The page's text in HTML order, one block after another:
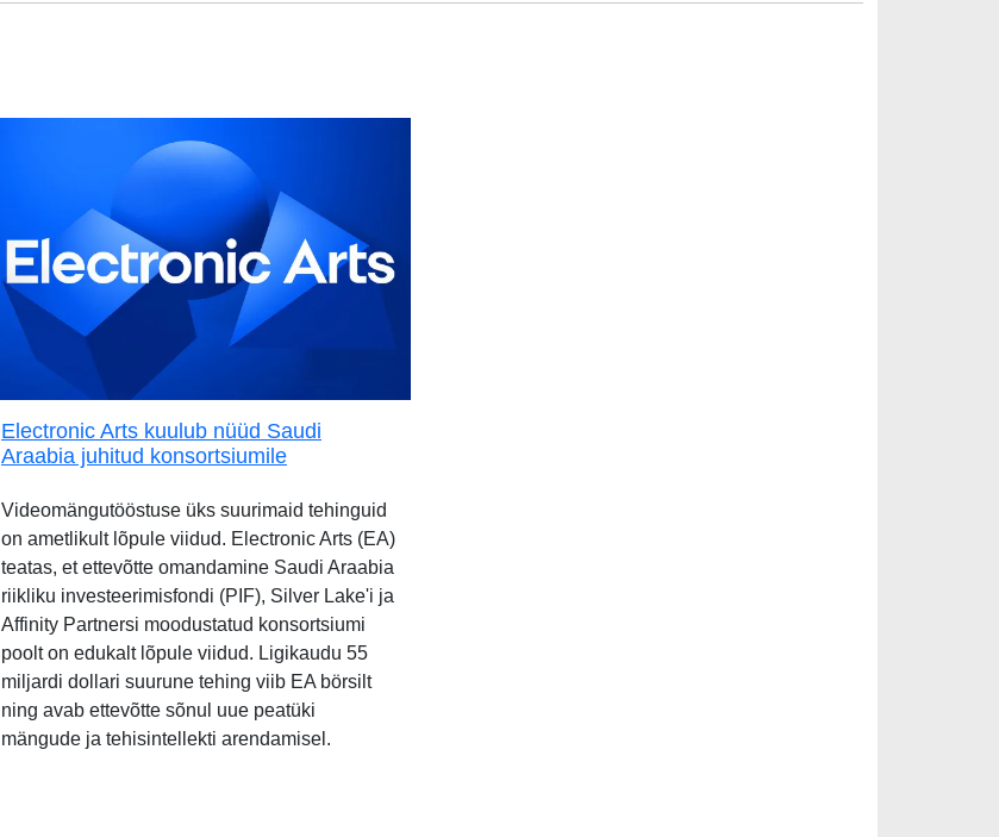
Electronic Arts kuulub nüüd Saudi
Araabia juhitud konsortsiumile
Videomängutööstuse üks suurimaid tehinguid
on ametlikult lõpule viidud. Electronic Arts (EA)
teatas, et ettevõtte omandamine Saudi Araabia
riikliku investeerimisfondi (PIF), Silver Lake'i ja
Affinity Partnersi moodustatud konsortsiumi
poolt on edukalt lõpule viidud. Ligikaudu 55
miljardi dollari suurune tehing viib EA börsilt
ning avab ettevõtte sõnul uue peatüki
mängude ja tehisintellekti arendamisel.